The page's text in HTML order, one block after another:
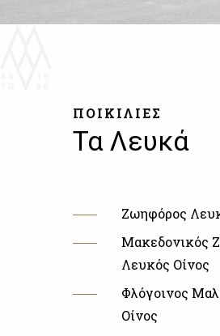
ΠΟΙΚΙΛΙΕΣ
Τα Λευκά
Ζωηφόρος
Μακεδονικός
Λευκός Οίνος
Φλόγοινος
Οίνος